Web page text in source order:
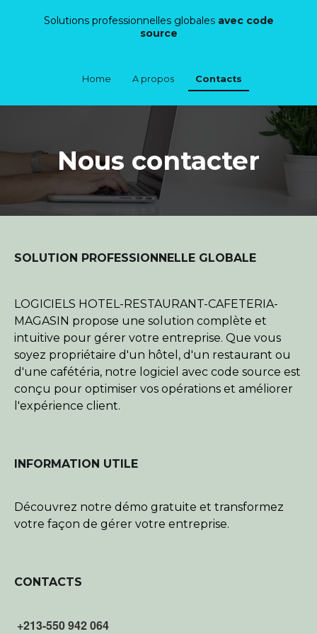
Solutions professionnelles globalesavec code
source
Home A propos Contacts
Nous contacter
SOLUTION PROFESSIONNELLE GLOBALE
LOGICIELS HOTEL-RESTAURANT-CAFETERIA-
MAGASIN propose une solution complète et
intuitive pour gérer votre entreprise. Que vous
soyez propriétaire d'un hôtel, d'un restaurant ou
d'une cafétéria, notre logiciel avec code source est
conçu pour optimiser vos opérations et améliorer
l'expérience client.
INFORMATION UTILE
Découvrez notre démo gratuite et transformez
votre façon de gérer votre entreprise.
CONTACTS
+213-550 942 064